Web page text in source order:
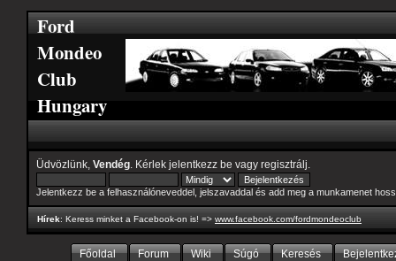
Ford
Mondeo
Club
Hungary
Üdvözlünk, Vendég . Kérlek jelentkezz be vagy regisztrálj
Jelentkezz be a felhasználóneveddel, jelszavaddal és add meg a munkamenet
Hírek: Keress minket a Facebook-on is! => www.facebook.com/fordmondeoclub
Főoldal Forum Wiki Súgó Keresés